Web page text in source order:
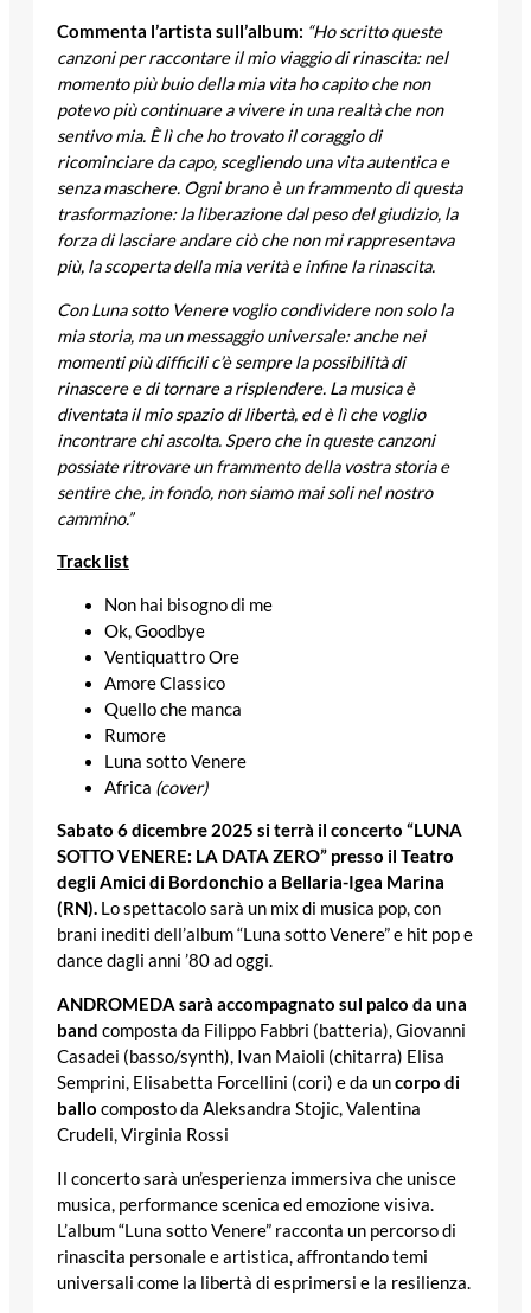
Commenta l’artista sull’album: “Ho scritto queste
canzoni per raccontare il mio viaggio di rinascita: nel
momento più buio della mia vita ho capito che non
potevo più continuare a vivere in una realtà che non
sentivo mia. È lì che ho trovato il coraggio di
ricominciare da capo, scegliendo una vita autentica e
senza maschere. Ogni brano è un frammento di questa
trasformazione: la liberazione dal peso del giudizio, la
forza di lasciare andare ciò che non mi rappresentava
più, la scoperta della mia verità e infine la rinascita.
ConLuna sotto Venerevoglio condividere non solo la
mia storia, ma un messaggio universale: anche nei
momenti più difficili c’è sempre la possibilità di
rinascere e di tornare a risplendere. La musica è
diventata il mio spazio di libertà, ed è lì che voglio
incontrare chi ascolta. Spero che in queste canzoni
possiate ritrovare un frammento della vostra storia e
sentire che, in fondo, non siamo mai soli nel nostro
cammino.”
Track list
Non hai bisogno di me
Ok, Goodbye
Ventiquattro Ore
Amore Classico
Quello che manca
Rumore
Luna sotto Venere
Africa (cover)
Sabato 6 dicembre 2025 si terrà il concerto “LUNA
SOTTO VENERE: LA DATA ZERO” presso il Teatro
degli Amici di Bordonchio a Bellaria-Igea Marina
(RN). Lo spettacolo sarà un mix di musica pop, con
brani inediti dell’album “Luna sotto Venere” e hit pop e
dance dagli anni ’80 ad oggi.
ANDROMEDA sarà accompagnato sul palco da una
band composta da Filippo Fabbri (batteria), Giovanni
Casadei (basso/synth), Ivan Maioli (chitarra) Elisa
Semprini, Elisabetta Forcellini (cori) e da uncorpo di
ballo composto da Aleksandra Stojic, Valentina
Crudeli, Virginia Rossi
Il concerto sarà un’esperienza immersiva che unisce
musica, performance scenica ed emozione visiva.
L’album “Luna sotto Venere” racconta un percorso di
rinascita personale e artistica, affrontando temi
universali come la libertà di esprimersi e la resilienza.